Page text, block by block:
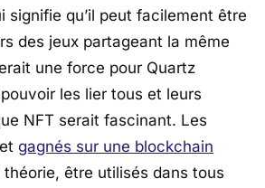
signifie qu’il peut facilement être
des jeux partageant la même
une force pour Quartz
les lier tous et leurs
NFT serait fascinant. Les
gagnés sur une blockchain
théorie, être utilisés dans tous